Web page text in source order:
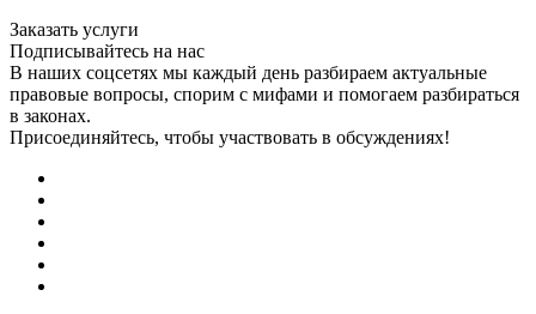
Заказать услуги
Подписывайтесь на нас
В наших соцсетях мы каждый день разбираем актуальные
правовые вопросы, спорим с мифами и помогаем разбираться
в законах.
Присоединяйтесь, чтобы участвовать в обсуждениях!